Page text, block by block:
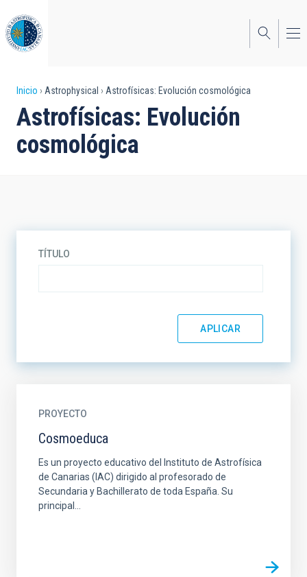
al
contenido
principal
Sobrescribir
enlaces
de
Inicio Astrophysical Astrofísicas: Evolución cosmológica
Astrofísicas: Evolución
cosmológica
TÍTULO
PROYECTO
Cosmoeduca
Es un proyecto educativo del Instituto de Astrofísica
de Canarias (IAC) dirigido al profesorado de
Secundaria y Bachillerato de toda España. Su
principal...